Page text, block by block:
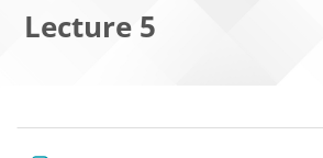
Lecture 5
Blocks
Section outline